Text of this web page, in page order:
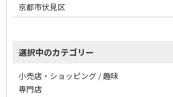
京都市伏見区
選択中のカテゴリー
小売店・ショッピング / 趣味
専門店